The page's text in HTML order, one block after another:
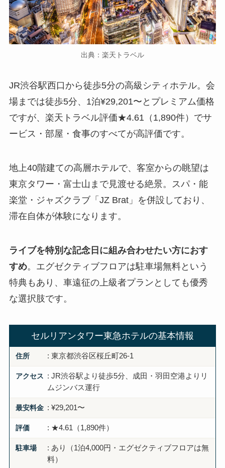
出典：楽天トラベル
JR渋谷駅西口から徒歩5分の高級シティホテル。会
場までは徒歩5分、1泊¥29,201〜とプレミアム価格
ですが、楽天トラベル評価★4.61（1,890件）でサ
ービス・部屋・食事のすべてが高評価です。
地上40階建ての高層ホテルで、客室からの眺望は
東京タワー・富士山まで見渡せる絶景。スパ・能
楽堂・ジャズクラブ「JZ Brat」を併設しており、
滞在自体が体験になります。
ライブを特別な記念日に組み合わせたい方におす
すめ。エグゼクティブフロアは駐車場無料という
特典もあり、車遠征の上級者プランとしても優秀
な選択肢です。
セルリアンタワー東急ホテルの基本情報
住所 : 東京都渋谷区桜丘町26-1
アクセス : JR渋谷駅より徒歩5分、成田・羽田空港よりリ
ムジンバス運行
最安料金 : ¥29,201〜
評価 : ★4.61（1,890件）
駐車場
: あり（1泊4,000円・エグゼクティブフロアは無
料）